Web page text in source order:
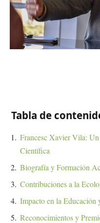
Tabla de
Francesc Xavier Vila:
Científica
Biografía y Formación
Contribuciones a la
Impacto en la
Reconocimientos y